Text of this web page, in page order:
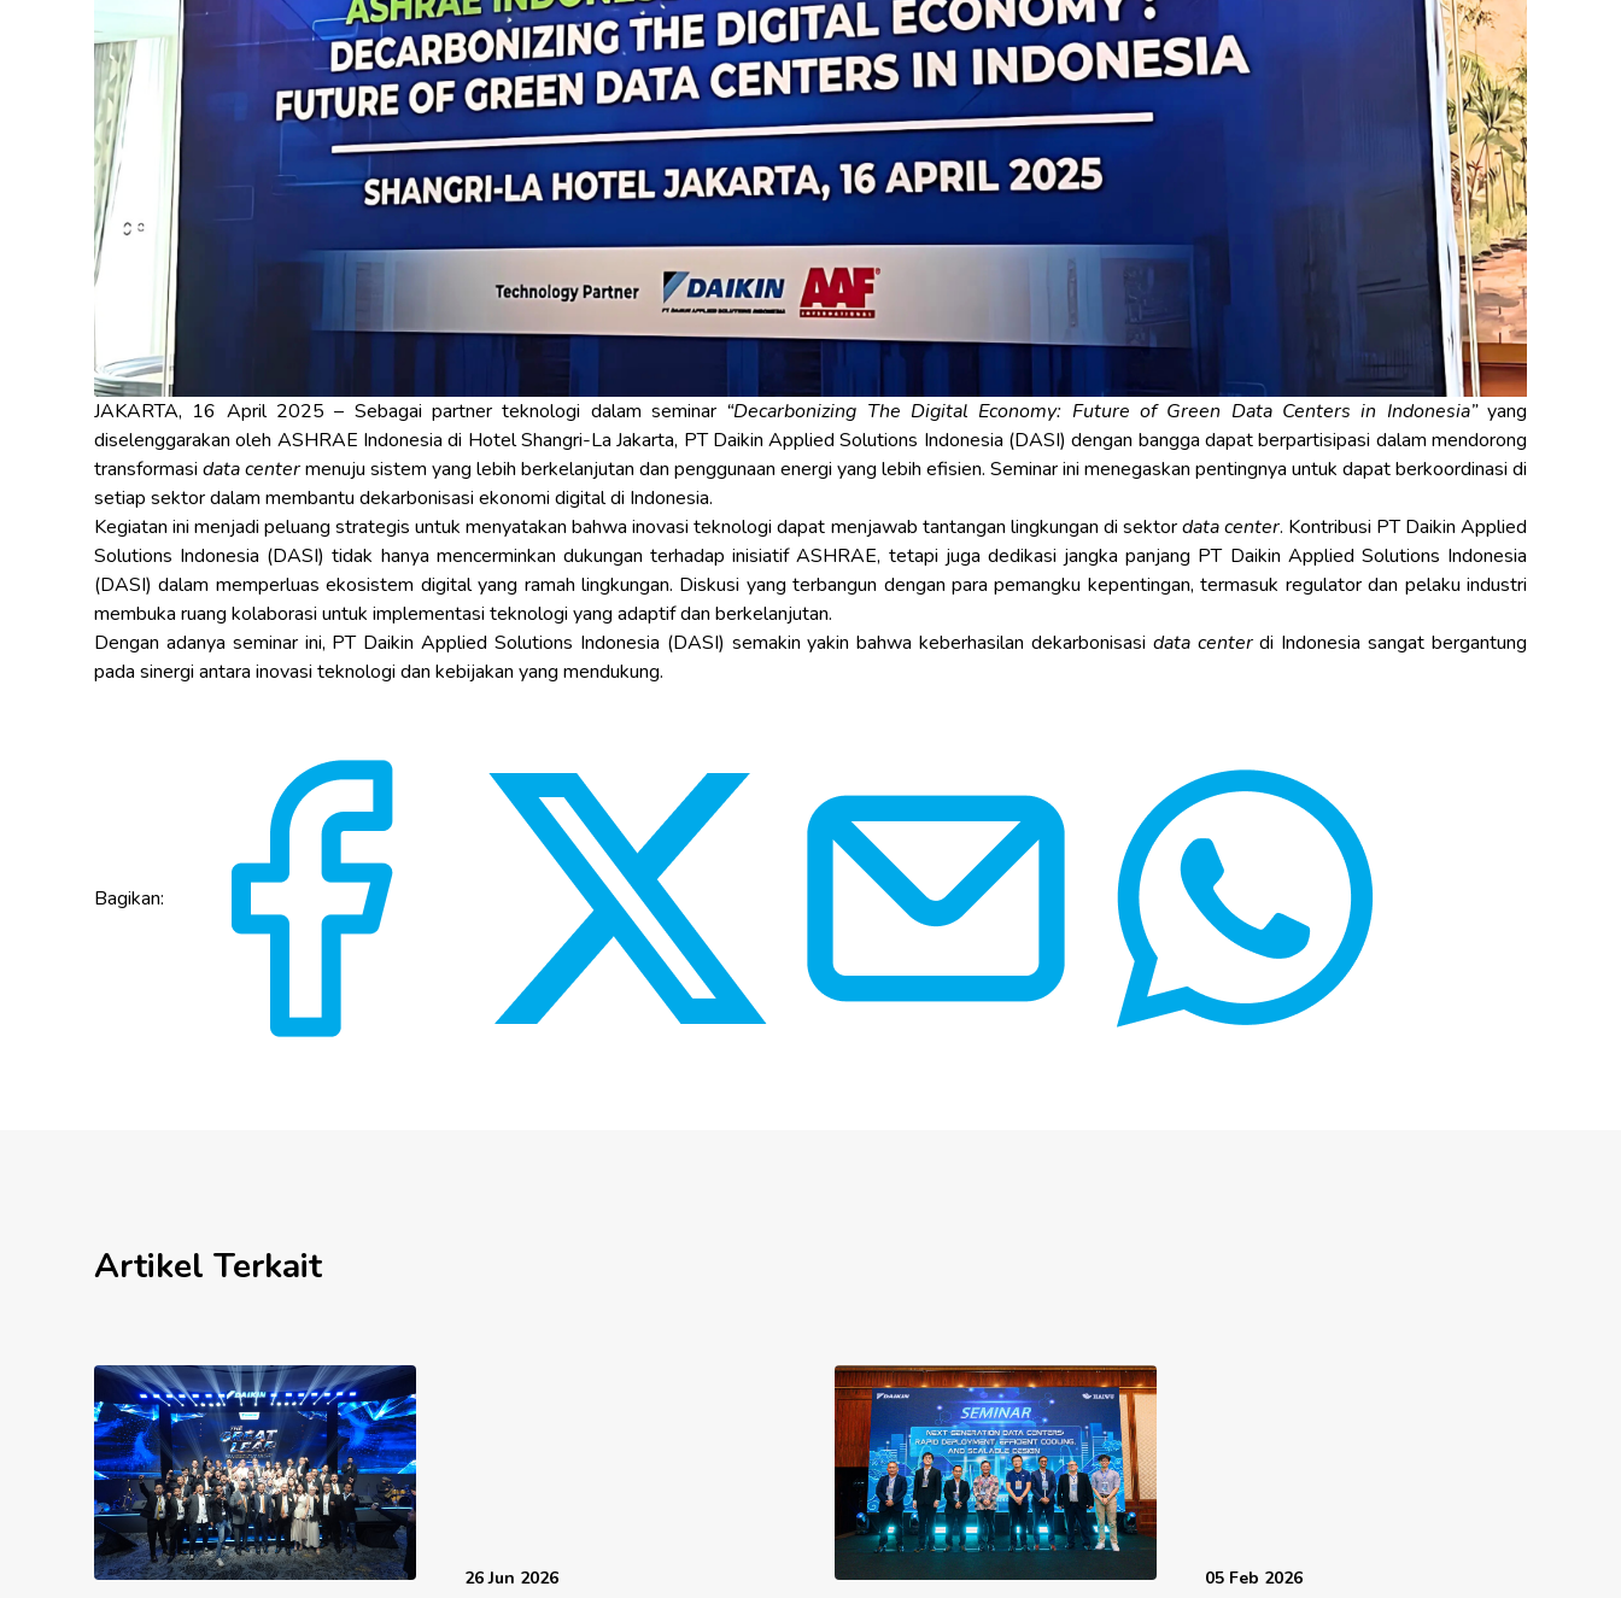
JAKARTA, 16 April 2025 – Sebagai partner teknologi dalam seminar “Decarbonizing The Digital Economy: Future of Green Data Centers in Indonesia”yang
diselenggarakan oleh ASHRAE Indonesia di Hotel Shangri-La Jakarta, PT Daikin Applied Solutions Indonesia (DASI) dengan bangga dapat berpartisipasi dalam mendorong
transformasi data centermenuju sistem yang lebih berkelanjutan dan penggunaan energi yang lebih efisien. Seminar ini menegaskan pentingnya untuk dapat berkoordinasi di
setiap sektor dalam membantu dekarbonisasi ekonomi digital di Indonesia.
Kegiatan ini menjadi peluang strategis untuk menyatakan bahwa inovasi teknologi dapat menjawab tantangan lingkungan di sektordata center. Kontribusi PT Daikin Applied
Solutions Indonesia (DASI) tidak hanya mencerminkan dukungan terhadap inisiatif ASHRAE, tetapi juga dedikasi jangka panjang PT Daikin Applied Solutions Indonesia
(DASI) dalam memperluas ekosistem digital yang ramah lingkungan. Diskusi yang terbangun dengan para pemangku kepentingan, termasuk regulator dan pelaku industri
membuka ruang kolaborasi untuk implementasi teknologi yang adaptif dan berkelanjutan.
Dengan adanya seminar ini, PT Daikin Applied Solutions Indonesia (DASI) semakin yakin bahwa keberhasilan dekarbonisasi data centerdi Indonesia sangat bergantung
pada sinergi antara inovasi teknologi dan kebijakan yang mendukung.
Bagikan:
Artikel Terkait
26 Jun 2026 05 Feb 2026